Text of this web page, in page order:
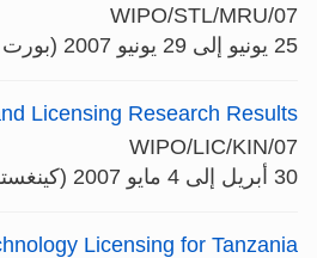
WIPO/STL/MRU/07
25 يونيو إلى 29 يونيو 2007 (بورت لويس, موريشيوس)
Licensing Research Results
WIPO/LIC/KIN/07
30 أبريل إلى 4 مايو 2007 (كينغستون, جامايكا)
Licensing for Tanzania